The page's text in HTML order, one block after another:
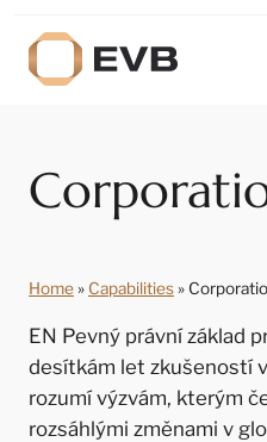
Home» Capabilities»
EN Pevný právní základ
desítkám let zkušeností
rozumí výzvám, kterým
rozsáhlými změnami v